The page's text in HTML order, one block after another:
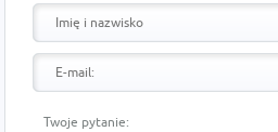
Twoje pytanie: